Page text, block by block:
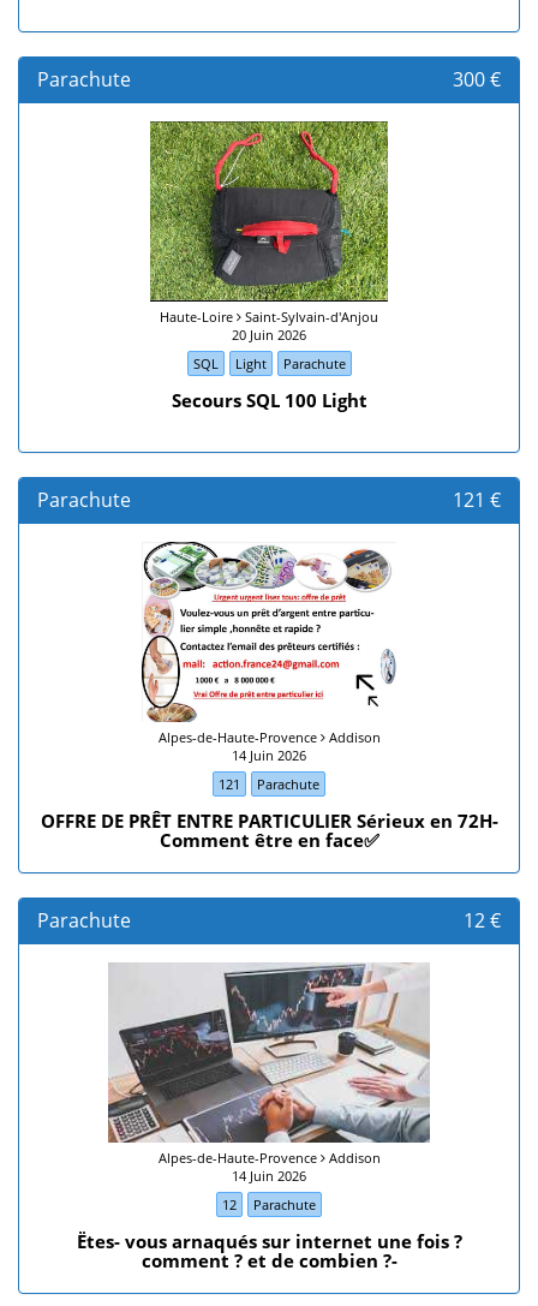
Parachute 300 €
Haute-Loire
Saint-Sylvain-d'Anjou
20 Juin 2026
SQL
Light Parachute
Secours SQL 100 Light
Parachute 121 €
Alpes-de-Haute-Provence Addison
14 Juin 2026
121
Parachute
OFFRE DE PRÊT ENTRE PARTICULIER Sérieux en 72H-
Comment être en face✅
Parachute 12 €
Alpes-de-Haute-Provence Addison
14 Juin 2026
12
Parachute
Ëtes- vous arnaqués sur internet une fois ?
comment ? et de combien ?-